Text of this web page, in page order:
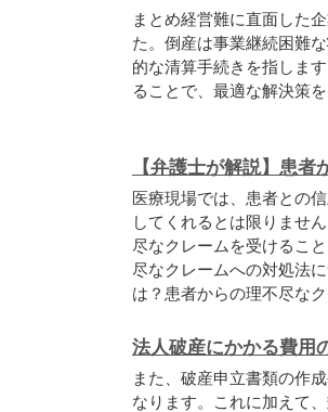
まとめ経営難に直面した
た。倒産は事業継続困難
的な清算手続きを指しま
ることで、最適な解決策
【弁護士が解説】患
医療現場では、患者との
してくれるとは限りませ
尽なクレームを受けるこ
尽なクレームへの対処法
は？患者からの理不尽な
法人破産にかかる費用
また、破産申立書類の作
なります。これに加えて